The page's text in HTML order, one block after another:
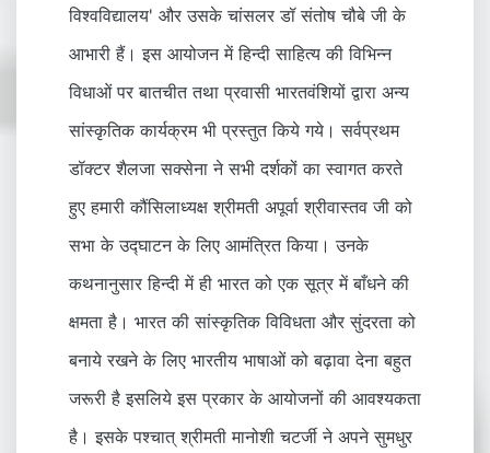
विश्वविद्यालय' और उसके चांसलर डॉ संतोष चौबे जी के
आभारी हैं। इस आयोजन में हिन्दी साहित्य की विभिन्न
विधाओं पर बातचीत तथा प्रवासी भारतवंशियों द्वारा अन्य
सांस्कृतिक कार्यक्रम भी प्रस्तुत किये गये। सर्वप्रथम
डॉक्टर शैलजा सक्सेना ने सभी दर्शकों का स्वागत करते
हुए हमारी कौंसिलाध्यक्ष श्रीमती अपूर्वा श्रीवास्तव जी को
सभा के उद्घाटन के लिए आमंत्रित किया। उनके
कथनानुसार हिन्दी में ही भारत को एक सूत्र में बाँधने की
क्षमता है। भारत की सांस्कृतिक विविधता और सुंदरता को
बनाये रखने के लिए भारतीय भाषाओं को बढ़ावा देना बहुत
जरूरी है इसलिये इस प्रकार के आयोजनों की आवश्यकता
है। इसके पश्चात् श्रीमती मानोशी चटर्जी ने अपने सुमधुर